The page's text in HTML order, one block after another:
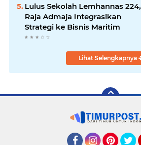
Lulus Sekolah Lemhannas 224,
Raja Admaja Integrasikan
Strategi ke Bisnis Maritim
Lihat Selengkapnya